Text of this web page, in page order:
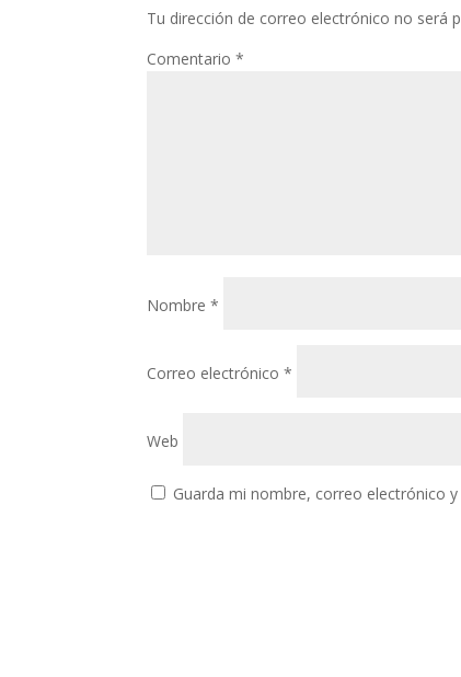
Tu dirección de correo electrónico no será
Comentario*
Nombre*
Correo electrónico*
Web
Guarda mi nombre, correo electrónico